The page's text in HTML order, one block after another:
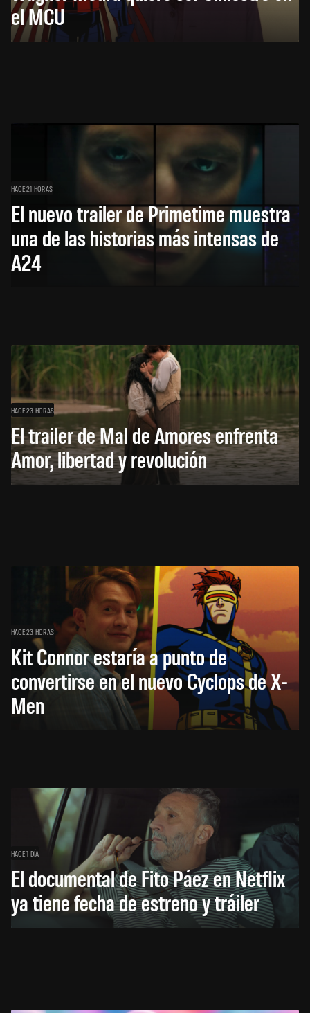
el MCU
HACE 21 HORAS
El nuevo trailer de Primetime muestra
una de las historias más intensas de
A24
HACE 23 HORAS
El trailer de Mal de Amores enfrenta
Amor, libertad y revolución
HACE 23 HORAS
Kit Connor estaría a punto de
convertirse en el nuevo Cyclops de X-
Men
HACE 1 DÍA
El documental de Fito Páez en Netflix
ya tiene fecha de estreno y tráiler